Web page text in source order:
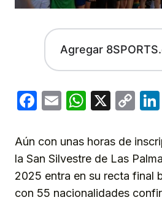
Agregar
Facebook
Email X
Aún con unas horas de
la San Silvestre de Las
2025 entra en su recta final
con 55 nacionalidades